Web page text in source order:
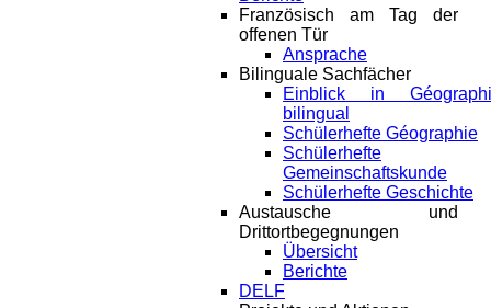
Französisch am Tag der
offenen Tür
Ansprache
Bilinguale Sachfächer
Einblick in
bilingual
Schülerhefte Géographie
Schülerhefte
Gemeinschaftskunde
Schülerhefte Geschichte
Austausche und
Drittortbegegnungen
Übersicht
Berichte
DELF